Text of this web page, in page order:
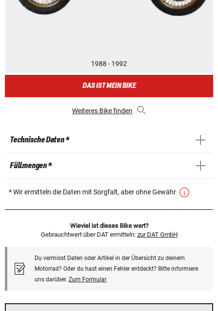
1988 - 1992
DAS IST MEIN BIKE
Weiteres Bike finden
Technische Daten *
Füllmengen *
* Wir ermitteln die Daten mit Sorgfalt, aber ohne Gewähr
Wieviel ist dieses Bike wert?
Gebrauchtwert über DAT ermitteln: zur DAT GmbH
Du vermisst Daten oder Artikel in der Übersicht zu deinem
Motorrad? Oder du hast einen Fehler entdeckt? Bitte informiere
uns darüber. Zum Formular